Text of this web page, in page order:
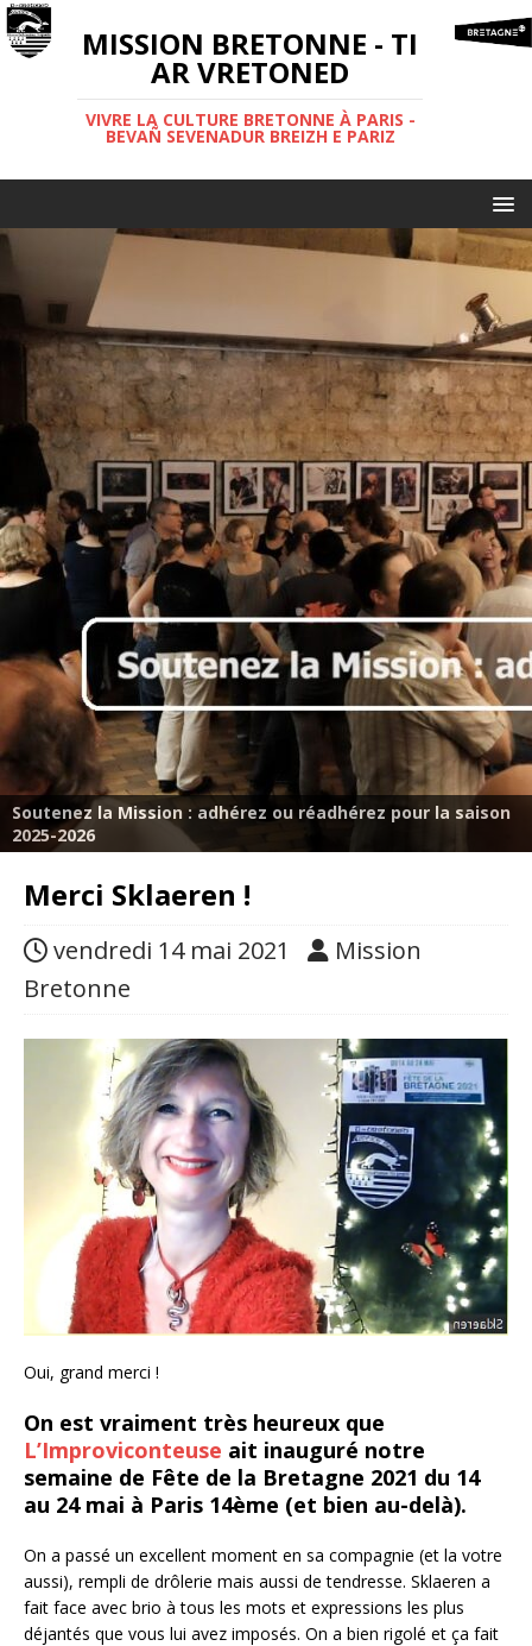
MISSION BRETONNE - TI
AR VRETONED
VIVRE LA CULTURE BRETONNE À PARIS -
BEVAÑ SEVENADUR BREIZH E PARIZ
Soutenez la Mission : adhérez ou réadhérez pour la saison
2025-2026
Merci Sklaeren !
vendredi 14 mai 2021
Mission
Bretonne
Oui, grand merci !
On est vraiment très heureux que
L’Improviconteuse ait inauguré notre
semaine de Fête de la Bretagne 2021 du 14
au 24 mai à Paris 14ème (et bien au-delà).
On a passé un excellent moment en sa compagnie (et la votre
aussi), rempli de drôlerie mais aussi de tendresse. Sklaeren a
fait face avec brio à tous les mots et expressions les plus
déjantés que vous lui avez imposés. On a bien rigolé et ça fait